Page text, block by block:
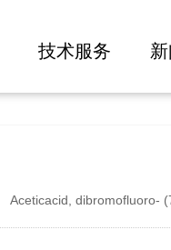
技术服务
Aceticacid, dibromofluoro-